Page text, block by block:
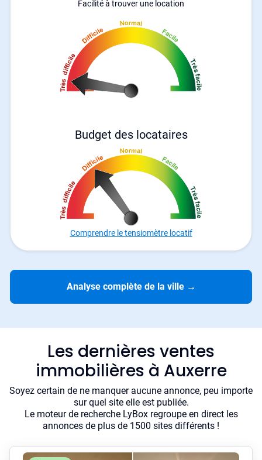
Facilité à trouver une location
Budget des locataires
Comprendre le tensiomètre locatif
Analyse complète de la ville →
Les dernières ventes
immobilières à Auxerre
Soyez certain de ne manquer aucune annonce, peu importe
sur quel site elle est publiée.
Le moteur de recherche LyBox regroupe en direct les
annonces de plus de 1500 sites différents !